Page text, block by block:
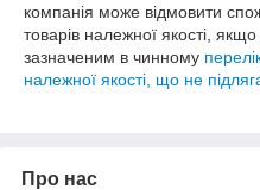
компанія може відмовити
товарів належної якості,
зазначеним в чинному
належної якості, що не
Про нас